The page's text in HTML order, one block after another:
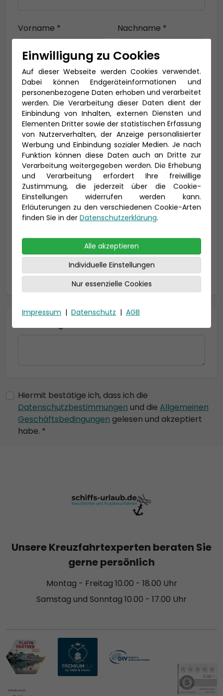
Vorname * Nachname *
E-Mail *
Telefon *
Geburtsdatum
* = Pflichtfelder
Hiermit bestätige ich, dass ich die
Datenschutzbestimmungen und die Allgemeinen
Geschäftsbedingungen gelesen und akzeptiert
habe. *
Einwilligung zu Cookies
Auf dieser Webseite werden Cookies verwendet.
Dabei können Endgeräteinformationen und
personenbezogene Daten erhoben und verarbeitet
werden. Die Verarbeitung dieser Daten dient der
Einbindung von Inhalten, externen Diensten und
Elementen Dritter sowie der statistischen Erfassung
von Nutzerverhalten, der Anzeige personalisierter
Werbung und Einbindung sozialer Medien. Je nach
Funktion können diese Daten auch an Dritte zur
Verarbeitung weitergegeben werden. Die Erhebung
und Verarbeitung erfordert Ihre freiwillige
Zustimmung, die jederzeit über die Cookie-
Einstellungen widerrufen werden kann.
Erläuterungen zu den verschiedenen Cookie-Arten
finden Sie in der Datenschutzerklärung.
Alle akzeptieren
Individuelle Einstellungen
Nur essenzielle Cookies
Impressum | Datenschutz | AGB
Unsere Kreuzfahrtexperten beraten Sie
gerne persönlich
Montag - Freitag 10.00 - 18.00 Uhr
Samstag und Sonntag 10.00 - 17.00 Uhr